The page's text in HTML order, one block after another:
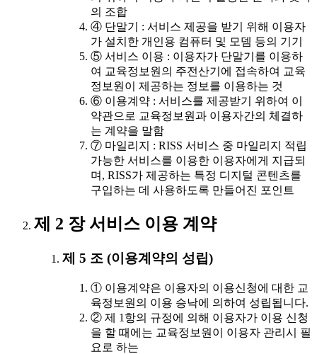
의 조합
④ 단말기 : 서비스 제공을 받기 위해 이용자
가 설치한 개인용 컴퓨터 및 모뎀 등의 기기
⑤ 서비스 이용 : 이용자가 단말기를 이용하
여 교육정보원의 주전산기에 접속하여 교육
정보원이 제공하는 정보를 이용하는 것
⑥ 이용계약 : 서비스를 제공받기 위하여 이
약관으로 교육정보원과 이용자간의 체결하
는 계약을 말함
⑦ 마일리지 : RISS 서비스 중 마일리지 적립
가능한 서비스를 이용한 이용자에게 지급되
며, RISS가 제공하는 특정 디지털 콘텐츠를
구입하는 데 사용하도록 만들어진 포인트
제 2 장 서비스 이용 계약
제 5 조 (이용계약의 성립)
① 이용계약은 이용자의 이용신청에 대한 교
육정보원의 이용 승낙에 의하여 성립됩니다.
② 제 1항의 규정에 의해 이용자가 이용 신청
을 할 때에는 교육정보원이 이용자 관리시 필
요로 하는